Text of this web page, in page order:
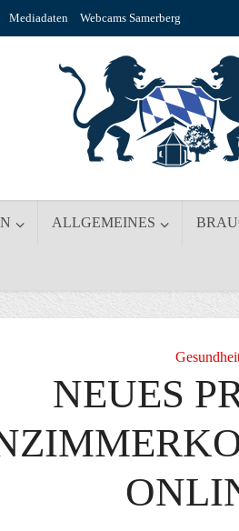
Mediadaten Webcams Samerberg
ALLGEMEINES
NEUES